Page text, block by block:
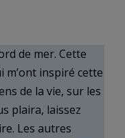
de mer. Cette
m’ont inspiré cette
de la vie, sur les
plaira, laissez
Les autres